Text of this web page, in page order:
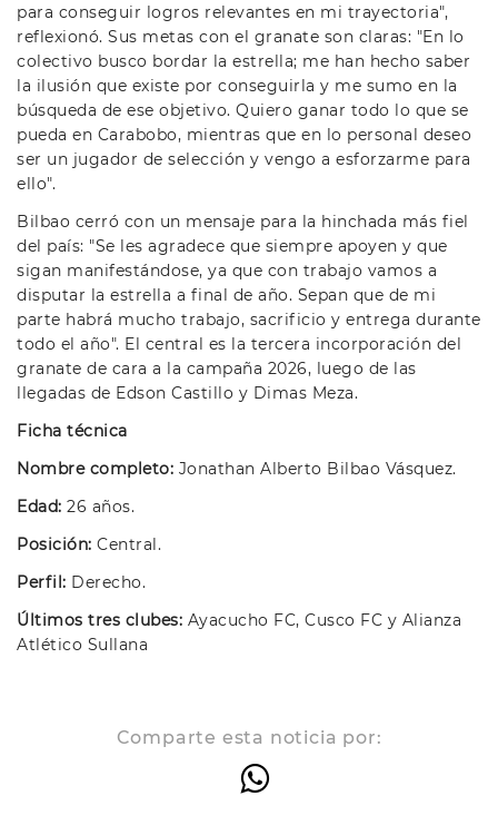
para conseguir logros relevantes en mi trayectoria",
reflexionó. Sus metas con el granate son claras: "En lo
colectivo busco bordar la estrella; me han hecho saber
la ilusión que existe por conseguirla y me sumo en la
búsqueda de ese objetivo. Quiero ganar todo lo que se
pueda en Carabobo, mientras que en lo personal deseo
ser un jugador de selección y vengo a esforzarme para
ello".
Bilbao cerró con un mensaje para la hinchada más fiel
del país: "Se les agradece que siempre apoyen y que
sigan manifestándose, ya que con trabajo vamos a
disputar la estrella a final de año. Sepan que de mi
parte habrá mucho trabajo, sacrificio y entrega durante
todo el año". El central es la tercera incorporación del
granate de cara a la campaña 2026, luego de las
llegadas de Edson Castillo y Dimas Meza.
Ficha técnica
Nombre completo: Jonathan Alberto Bilbao Vásquez.
Edad: 26 años.
Posición: Central.
Perfil: Derecho.
Últimos tres clubes: Ayacucho FC, Cusco FC y Alianza
Atlético Sullana
Comparte esta noticia por: